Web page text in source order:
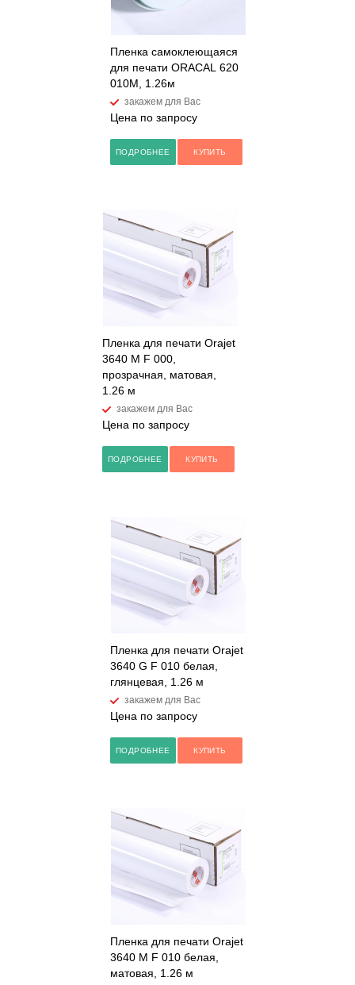
Пленка самоклеющаяся
для печати ORACAL 620
010M, 1.26м
закажем для Вас
Цена по запросу
ПОДРОБНЕЕ КУПИТЬ
Пленка для печати Orajet
3640 M F 000,
прозрачная, матовая,
1.26 м
закажем для Вас
Цена по запросу
ПОДРОБНЕЕ КУПИТЬ
Пленка для печати Orajet
3640 G F 010 белая,
глянцевая, 1.26 м
закажем для Вас
Цена по запросу
ПОДРОБНЕЕ КУПИТЬ
Пленка для печати Orajet
3640 M F 010 белая,
матовая, 1.26 м